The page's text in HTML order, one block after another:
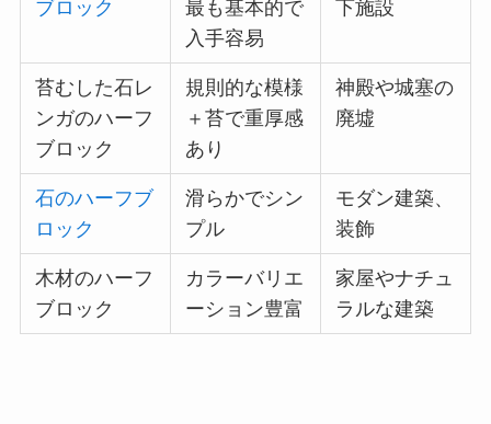
ブロック
最も基本的で
入手容易
下施設
苔むした石レ
ンガのハーフ
ブロック
規則的な模様
＋苔で重厚感
あり
神殿や城塞の
廃墟
石のハーフブ
ロック
滑らかでシン
プル
モダン建築、
装飾
木材のハーフ
ブロック
カラーバリエ
ーション豊富
家屋やナチュ
ラルな建築